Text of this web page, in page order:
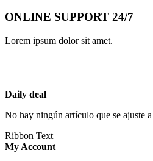
ONLINE SUPPORT 24/7
Lorem ipsum dolor sit amet.
Daily deal
No hay ningún artículo que se ajuste
Ribbon Text
My Account